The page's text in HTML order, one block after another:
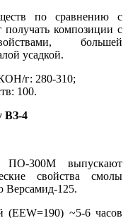
по сравнению с
получать композиции с
большей
усадкой.
г: 280-310;
100.
ВЗ-4
ПО-300М выпускают
свойства смолы
Версамид-125.
(ЕЕW=190) ~5-6 часов